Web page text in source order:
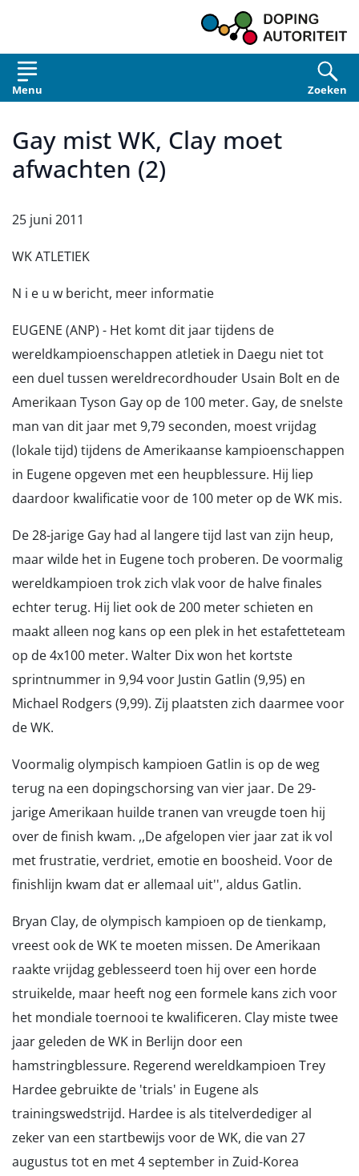
Menu Zoeken
Gay mist WK, Clay moet
afwachten (2)
25 juni 2011
WK ATLETIEK
N i e u w bericht, meer informatie
EUGENE (ANP) - Het komt dit jaar tijdens de
wereldkampioenschappen atletiek in Daegu niet tot
een duel tussen wereldrecordhouder Usain Bolt en de
Amerikaan Tyson Gay op de 100 meter. Gay, de snelste
man van dit jaar met 9,79 seconden, moest vrijdag
(lokale tijd) tijdens de Amerikaanse kampioenschappen
in Eugene opgeven met een heupblessure. Hij liep
daardoor kwalificatie voor de 100 meter op de WK mis.
De 28-jarige Gay had al langere tijd last van zijn heup,
maar wilde het in Eugene toch proberen. De voormalig
wereldkampioen trok zich vlak voor de halve finales
echter terug. Hij liet ook de 200 meter schieten en
maakt alleen nog kans op een plek in het estafetteteam
op de 4x100 meter. Walter Dix won het kortste
sprintnummer in 9,94 voor Justin Gatlin (9,95) en
Michael Rodgers (9,99). Zij plaatsten zich daarmee voor
de WK.
Voormalig olympisch kampioen Gatlin is op de weg
terug na een dopingschorsing van vier jaar. De 29-
jarige Amerikaan huilde tranen van vreugde toen hij
over de finish kwam. ,,De afgelopen vier jaar zat ik vol
met frustratie, verdriet, emotie en boosheid. Voor de
finishlijn kwam dat er allemaal uit'', aldus Gatlin.
Bryan Clay, de olympisch kampioen op de tienkamp,
vreest ook de WK te moeten missen. De Amerikaan
raakte vrijdag geblesseerd toen hij over een horde
struikelde, maar heeft nog een formele kans zich voor
het mondiale toernooi te kwalificeren. Clay miste twee
jaar geleden de WK in Berlijn door een
hamstringblessure. Regerend wereldkampioen Trey
Hardee gebruikte de 'trials' in Eugene als
trainingswedstrijd. Hardee is als titelverdediger al
zeker van een startbewijs voor de WK, die van 27
augustus tot en met 4 september in Zuid-Korea